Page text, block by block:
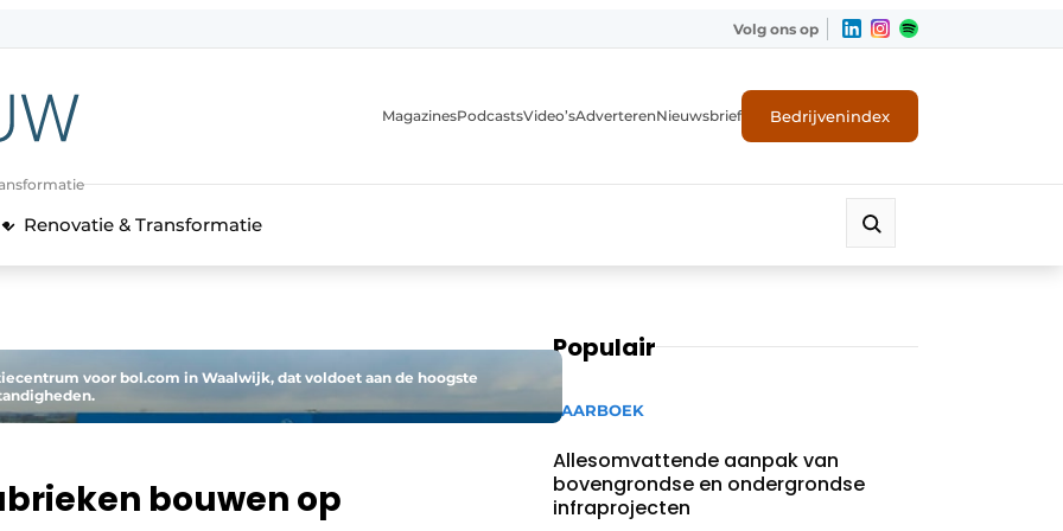
Volg ons op
MagazinesPodcastsVideo’sAdverterenNieuwsbrief Bedrijvenindex
Renovatie & Transformatie
voor bol.com in Waalwijk, dat voldoet aan de hoogste
bouwen op
Populair
JAARBOEK
Allesomvattende aanpak van
bovengrondse en ondergrondse
infraprojecten